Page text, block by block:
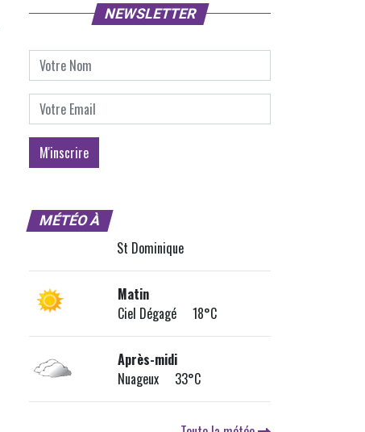
NEWSLETTER
MÉTÉO À
St Dominique
Matin
Ciel Dégagé 18°C
Après-midi
Nuageux 33°C